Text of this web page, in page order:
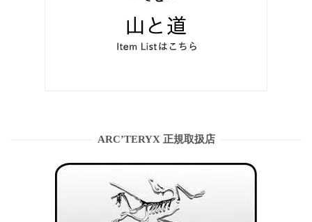
ARC’TERYX 正規取扱店